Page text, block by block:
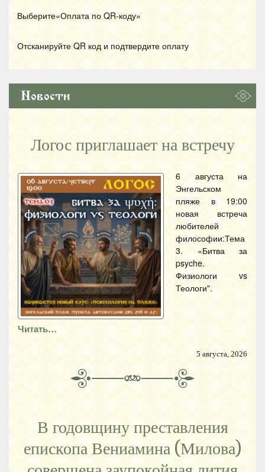
Выберите«Оплата по QR-коду»
Отсканируйте QR код и подтвердите оплату
Новости
Логос приглашает на встречу
6 августа на
Энгельском
пляже в 19:00
новая встреча
любителей
философии:Тема
3. «Битва за
psyche.
Физиологи vs
Теологи".
Читать…
5 августа, 2026
В годовщину преставления
епископа Вениамина (Милова)